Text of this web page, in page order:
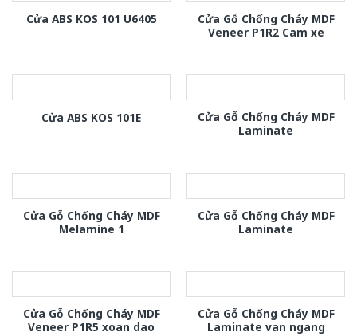
Cửa ABS KOS 101 U6405
Cửa Gỗ Chống Cháy MDF
Veneer P1R2 Cam xe
Cửa ABS KOS 101E
Cửa Gỗ Chống Cháy MDF
Laminate
Cửa Gỗ Chống Cháy MDF
Melamine 1
Cửa Gỗ Chống Cháy MDF
Laminate
Cửa Gỗ Chống Cháy MDF
Veneer P1R5 xoan dao
Cửa Gỗ Chống Cháy MDF
Laminate van ngang